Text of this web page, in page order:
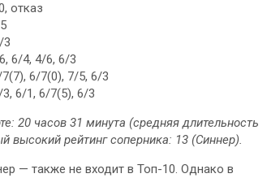
отказ
3
6/4, 4/6, 6/3
6/7(0), 7/5, 6/3
6/1, 6/7(5), 6/3
20 часов 31 минута (средняя длительность
высокий рейтинг соперника: 13 (Синнер).
— также не входит в Топ-10. Однако в